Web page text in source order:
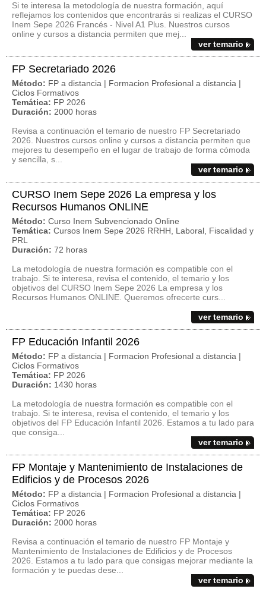
Si te interesa la metodología de nuestra formación, aquí
reflejamos los contenidos que encontrarás si realizas el CURSO
Inem Sepe 2026 Francés - Nivel A1 Plus. Nuestros cursos
online y cursos a distancia permiten que mej...
ver temario
FP Secretariado 2026
Método: FP a distancia | Formacion Profesional a distancia |
Ciclos Formativos
Temática: FP 2026
Duración: 2000 horas
Revisa a continuación el temario de nuestro FP Secretariado
2026. Nuestros cursos online y cursos a distancia permiten que
mejores tu desempeño en el lugar de trabajo de forma cómoda
y sencilla, s...
ver temario
CURSO Inem Sepe 2026 La empresa y los
Recursos Humanos ONLINE
Método: Curso Inem Subvencionado Online
Temática: Cursos Inem Sepe 2026 RRHH, Laboral, Fiscalidad y
PRL
Duración: 72 horas
La metodología de nuestra formación es compatible con el
trabajo. Si te interesa, revisa el contenido, el temario y los
objetivos del CURSO Inem Sepe 2026 La empresa y los
Recursos Humanos ONLINE. Queremos ofrecerte curs...
ver temario
FP Educación Infantil 2026
Método: FP a distancia | Formacion Profesional a distancia |
Ciclos Formativos
Temática: FP 2026
Duración: 1430 horas
La metodología de nuestra formación es compatible con el
trabajo. Si te interesa, revisa el contenido, el temario y los
objetivos del FP Educación Infantil 2026. Estamos a tu lado para
que consiga...
ver temario
FP Montaje y Mantenimiento de Instalaciones de
Edificios y de Procesos 2026
Método: FP a distancia | Formacion Profesional a distancia |
Ciclos Formativos
Temática: FP 2026
Duración: 2000 horas
Revisa a continuación el temario de nuestro FP Montaje y
Mantenimiento de Instalaciones de Edificios y de Procesos
2026. Estamos a tu lado para que consigas mejorar mediante la
formación y te puedas dese...
ver temario